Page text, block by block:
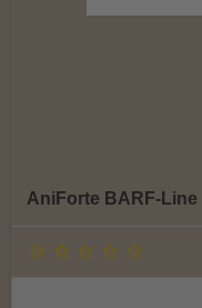
AniForte BARF-Line